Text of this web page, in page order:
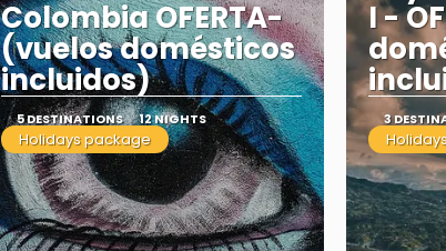
Colombia OFERTA-
(vuelos domésticos
incluidos)
5 DESTINATIONS 12 NIGHTS
Holidays package
I -
3